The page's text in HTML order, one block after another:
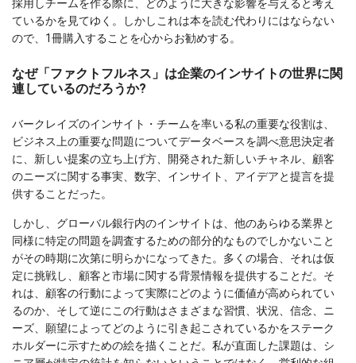
採用しチームを作る際に、どのように大きな影響を与えると考え
ているかを見てゆく。しかしこれは本を読む代わりにはならない
ので、1冊購入することを心からお勧めする。
なぜ「ファクトフルネス」は企業のインサイトの世界に関
連しているのだろうか?
バークレイズのインサイト・チームを率いる私の重要な役割は、
ビジネス上の重要な問題についてデータベースを調べ意思決定者
に、新しい提案の立ち上げ方、開発された新しいチャネル、顧客
のニーズに関する事実、数字、インサイト、アイデアと提言を提
供することだった。
しかし、グローバル銀行内のインサイトは、他のあらゆる業界と
同様に特定の問題を調査するための部分的なものでしかないこと
がその時期に次第に明らかになってきた。多くの場合、それは仮
定に挑戦し、顧客と市場に関する背景情報を提供することだ。そ
れは、顧客の行動によって実際にどのように価値が高められてい
るのか、そして逆にこの行動はさまざまな習慣、状況、信念、ニ
ーズ、願望によってどのように引き起こされているかをステーク
ホルダーに示すための絵を描くことだ。私が直面した課題は、シ